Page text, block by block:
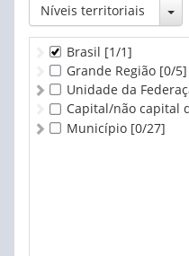
Níveis territoriais
Brasil [1/1]
Grande Região [0/5]
Unidade da
Capital/não capital
Município [0/27]